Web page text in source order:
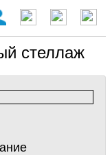
стеллаж